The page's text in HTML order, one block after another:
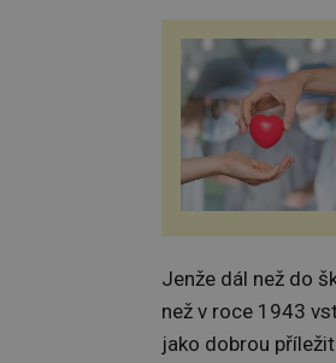
Jenže dál než do
než v roce 1943
jako dobrou